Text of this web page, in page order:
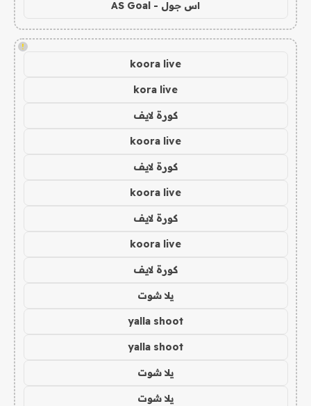
اس جول - AS Goal
!
koora live
kora live
كورة لايف
koora live
كورة لايف
koora live
كورة لايف
koora live
كورة لايف
يلا شوت
yalla shoot
yalla shoot
يلا شوت
يلا شوت